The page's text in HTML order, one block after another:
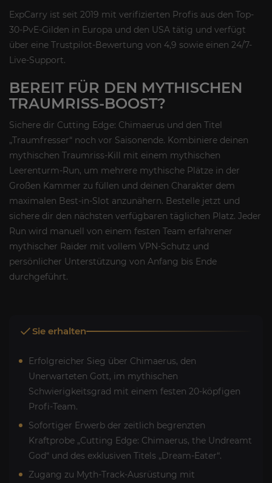
ExpCarry ist seit 2019 mit verifizierten Profis aus den Top-
30-PvE-Gilden in Europa und den USA tätig und verfügt
über eine Trustpilot-Bewertung von 4,9 sowie einen 24/7-
Live-Support.
BEREIT FÜR DEN MYTHISCHEN
TRAUMRISS-BOOST?
Sichere dir Cutting Edge: Chimaerus und den Titel
„Traumfresser“ noch vor Saisonende. Kombiniere deinen
mythischen Traumriss-Kill mit einem mythischen
Leerenturm-Run, um mehrere mythische Plätze in der
Großen Kammer zu füllen und deinen Charakter dem
maximalen Best-in-Slot anzunähern. Bestelle jetzt und
sichere dir den nächsten verfügbaren täglichen Platz. Jeder
Run wird manuell von einem festen Team erfahrener
mythischer Raider mit vollem VPN-Schutz und
persönlicher Unterstützung von Anfang bis Ende
durchgeführt.
Sie erhalten
Erfolgreicher Sieg über Chimaerus, den
Unerwarteten Gott, im mythischen
Schwierigkeitsgrad mit einem festen 20-köpfigen
Profi-Team.
Sofortiger Erwerb der zeitlich begrenzten
Kraftprobe „Cutting Edge: Chimaerus, the Undreamt
God“ und des exklusiven Titels „Dream-Eater“.
Zugang zu Myth-Track-Ausrüstung mit